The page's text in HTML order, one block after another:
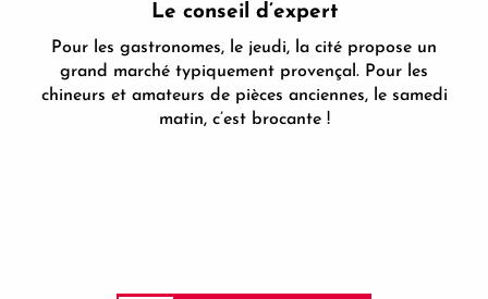
Le conseil d’expert
Pour les gastronomes, le jeudi, la cité propose un
grand marché typiquement provençal. Pour les
chineurs et amateurs de pièces anciennes, le samedi
matin, c’est brocante !